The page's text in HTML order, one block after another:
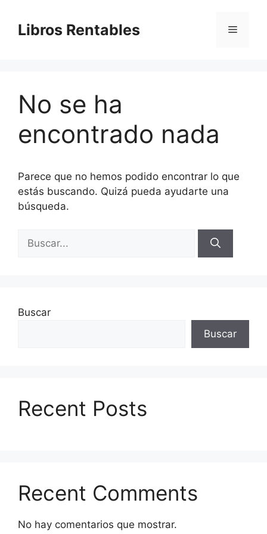
contenido
Libros Rentables Menú
No se ha
encontrado nada
Parece que no hemos podido encontrar lo que
estás buscando. Quizá pueda ayudarte una
búsqueda.
Buscar
Buscar
Recent Posts
Recent Comments
No hay comentarios que mostrar.